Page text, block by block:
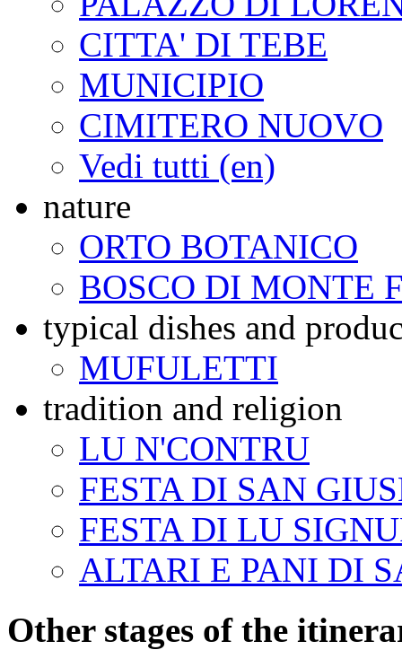
CITTA' DI TEBE
MUNICIPIO
CIMITERO NUOVO
Vedi tutti (en)
nature
ORTO BOTANICO
BOSCO DI MONTE
typical dishes and
MUFULETTI
tradition and religion
LU N'CONTRU
FESTA DI SAN
FESTA DI LU
ALTARI E PANI DI
Other stages of the